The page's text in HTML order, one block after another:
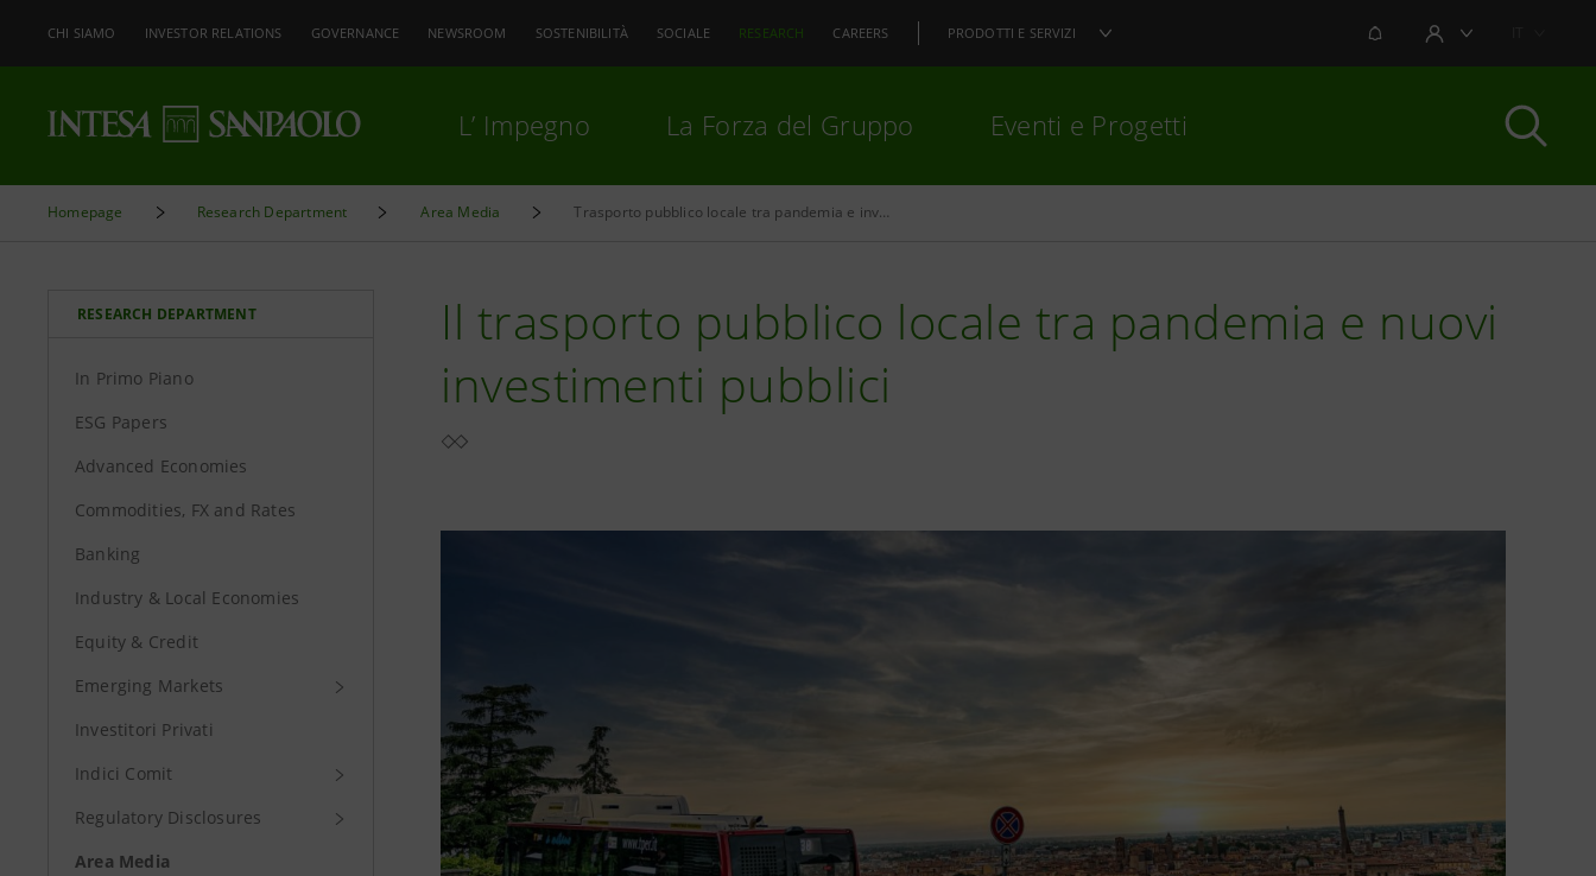
CHI SIAMO INVESTOR RELATIONS GOVERNANCE NEWSROOM SOSTENIBILITÀ SOCIALE RESEARCH CAREERS PRODOTTI E SERVIZI NOTIFICHEAREA UTENTE
L’ Impegno La Forza del Gruppo Eventi e Progetti
Homepage Research Department Area Media Trasporto pubblico locale tra pandemia e investimenti pubblici
RESEARCH DEPARTMENT
In Primo Piano
ESG Papers
Advanced Economies
Commodities, FX and Rates
Banking
Industry & Local Economies
Equity & Credit
Emerging Markets
Investitori Privati
Indici Comit
Regulatory Disclosures
Area Media
Il trasporto pubblico locale tra pandemia e nuovi
investimenti pubblici